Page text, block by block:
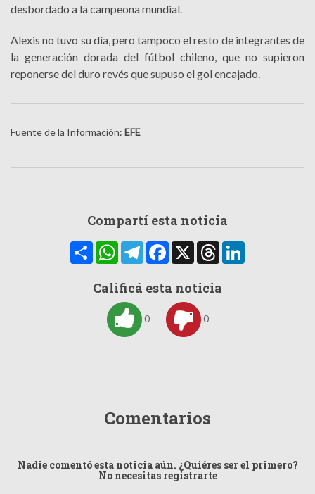
desbordado a la campeona mundial.
Alexis no tuvo su día, pero tampoco el resto de integrantes de
la generación dorada del fútbol chileno, que no supieron
reponerse del duro revés que supuso el gol encajado.
Fuente de la Información: EFE
Compartí esta noticia
CompartirWhatsAppTelegramFacebook
X Threads
Calificá esta noticia
0 0
Comentarios
Nadie comentó esta noticia aún. ¿Quiéres ser el primero?
No necesitas registrarte